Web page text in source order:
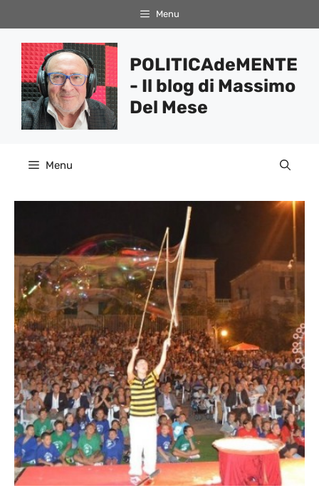
al
contenuto
Menu
POLITICAdeMENTE
- Il blog di Massimo
Del Mese
Menu